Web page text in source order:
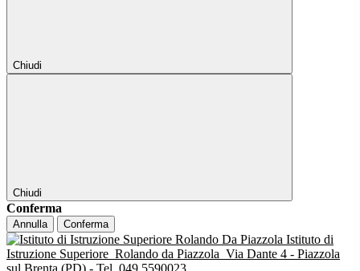
Chiudi
Chiudi
Conferma
Annulla Conferma
Istituto di
Istruzione Superiore Rolando da Piazzola Via Dante 4 - Piazzola